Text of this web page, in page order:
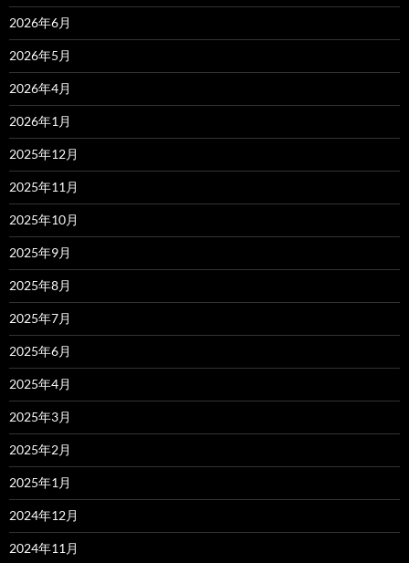
2026年6月
2026年5月
2026年4月
2026年1月
2025年12月
2025年11月
2025年10月
2025年9月
2025年8月
2025年7月
2025年6月
2025年4月
2025年3月
2025年2月
2025年1月
2024年12月
2024年11月